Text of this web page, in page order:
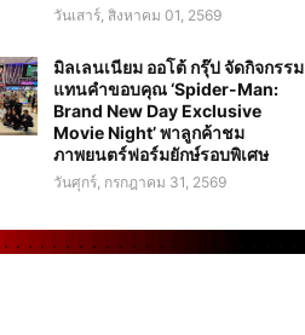
วันเสาร์, สิงหาคม 01, 2569
มิลเลนเนียม ออโต้ กรุ๊ป จัดกิจกรรม
แทนคำขอบคุณ ‘Spider-Man:
Brand New Day Exclusive
Movie Night’ พาลูกค้าชม
ภาพยนตร์ฟอร์มยักษ์รอบพิเศษ
วันศุกร์, กรกฎาคม 31, 2569
. . . . . . . . . . . . . .